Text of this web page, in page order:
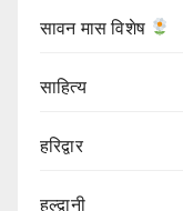
सावन मास विशेष
साहित्य
हरिद्वार
हल्द्वानी